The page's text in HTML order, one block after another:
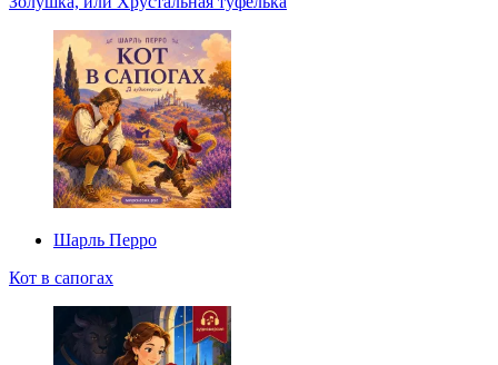
Шарль Перро
Кот в сапогах